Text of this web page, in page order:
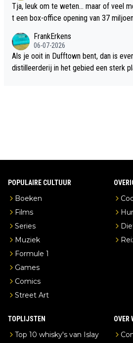
Tja, leuk om te weten... maar of veel
t een box-office opening van 37
FrankErkens
06-07-2026
Als je ooit in Dufftown bent, dan is
distilleerderij in het gebied een sterk plan. Of beter nog;
POPULAIRE CULTUUR
Boeken
Films
Series
Muziek
Formule 1
Games
Comics
Street Art
TOPLIJSTEN
Top 10 whisky's van Islay
OVER